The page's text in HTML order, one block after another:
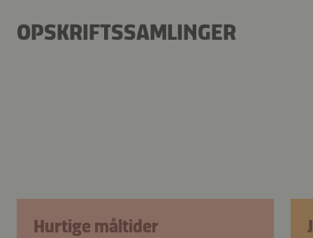
OPSKRIFTSSAMLINGER
Hurtige måltider